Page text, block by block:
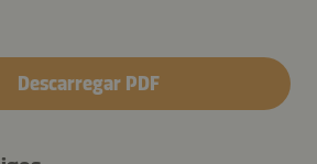
Descarregar PDF